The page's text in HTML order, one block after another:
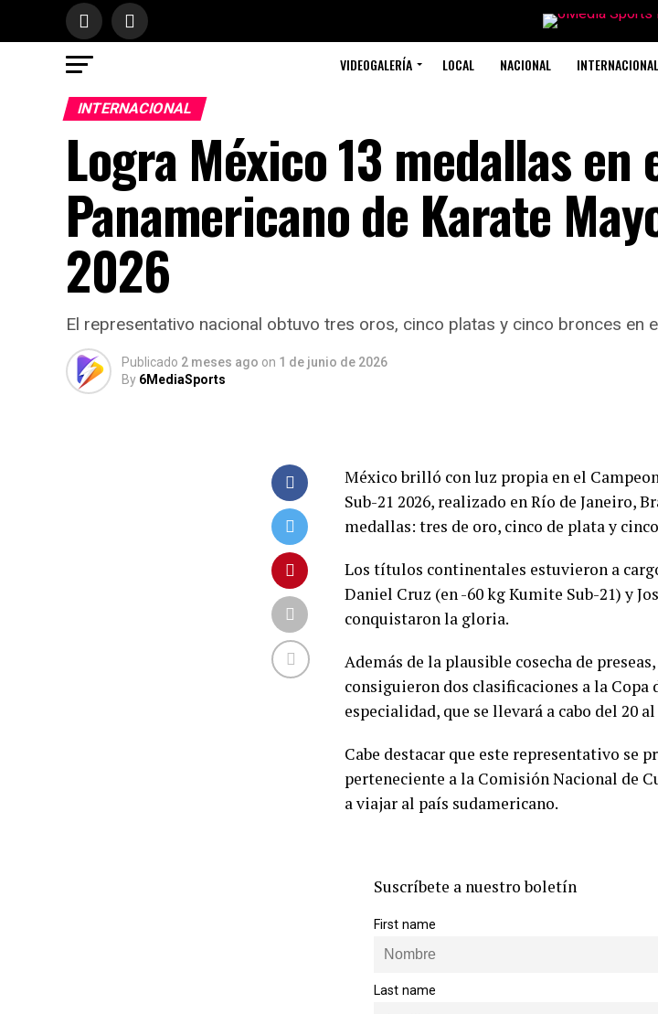
VIDEOGALERÍA LOCAL NACIONAL INTERNACIONAL
INTERNACIONAL
Logra México 13 medallas en
Panamericano de Karate
2026
El representativo nacional obtuvo tres oros, cinco platas y cinco bronces en
Publicado 2 meses ago on 1 de junio de 2026
By 6MediaSports
México brilló con luz propia en el
Sub-21 2026, realizado en Río de Janeiro,
medallas: tres de oro, cinco de plata y
Los títulos continentales estuvieron a
Daniel Cruz (en -60 kg Kumite Sub-21) y
conquistaron la gloria.
Además de la plausible cosecha de
consiguieron dos clasificaciones a la Copa
especialidad, que se llevará a cabo del 20
Cabe destacar que este representativo se
perteneciente a la Comisión Nacional de
a viajar al país sudamericano.
Suscríbete a nuestro boletín
First name
Last name